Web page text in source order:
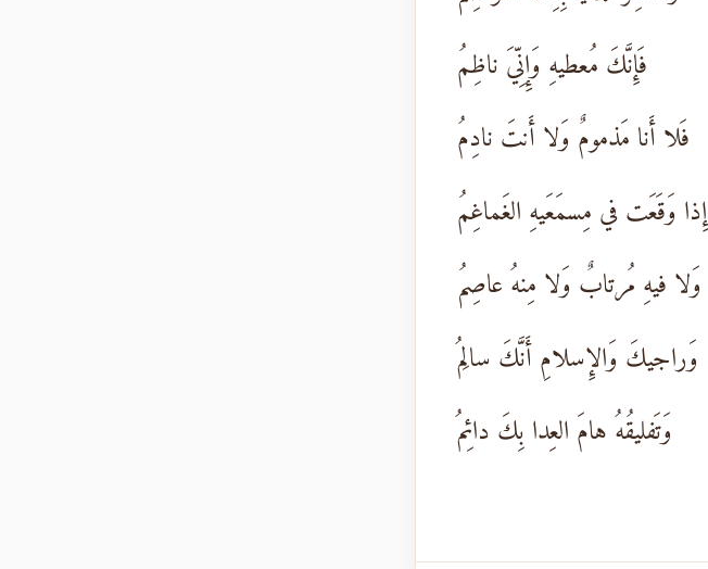
فَإِنَّكَ مُعطيهِ وَإِنِّيَ ناظِمُ
فَلا أَنا مَذمومٌ وَلا أَنتَ نادِمُ
إِذا وَقَعَت في مِسمَعَيهِ الغَماغِمُ
وَلا فيهِ مُرتابٌ وَلا مِنهُ عاصِمُ
وَراجيكَ وَالإِسلامِ أَنَّكَ سالِمُ
وَتَفليقُهُ هامَ العِدا بِكَ دائِمُ